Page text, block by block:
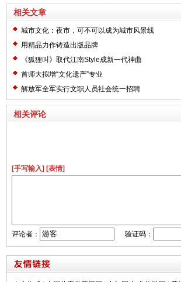
相关文章
城市文化：夜市，可不可以成为城市风景线
用精品力作铸造出版品牌
《狐狸叫》取代江南Style成新一代神曲
首师大拟增“文化遗产”专业
解放军全军实行文职人员社会统一招聘
相关评论
[手写输入] [表情]
评论者： 验证码：